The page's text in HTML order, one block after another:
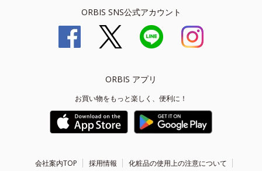
ORBIS SNS公式アカウント
ORBIS アプリ
お買い物をもっと楽しく、便利に！
会社案内TOP 採用情報 化粧品の使用上の注意について